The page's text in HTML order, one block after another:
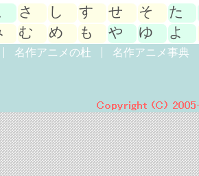
さ し す せ そ た
む め も や ゆ よ
名作アニメの杜 名作アニメ事典